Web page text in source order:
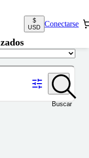
$
USD
Conectarse
Buscar